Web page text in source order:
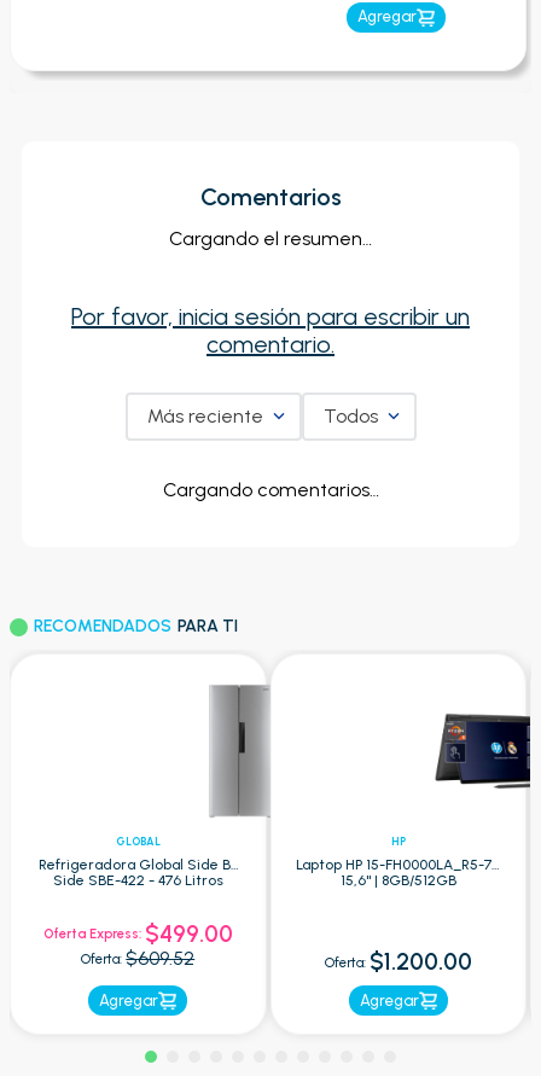
Agregar
Comentarios
Cargando el resumen…
Por favor, inicia sesión para escribir un
comentario.
Más reciente Todos
Cargando comentarios…
RECOMENDADOS PARA TI
GLOBAL
Refrigeradora Global Side By
Side SBE-422 - 476 Litros
Oferta Express: $499.00
Oferta: $609.52
Agregar
HP
Laptop HP 15-FH0000LA_R5-7 -
15,6" | 8GB/512GB
Oferta: $1.200.00
Agregar